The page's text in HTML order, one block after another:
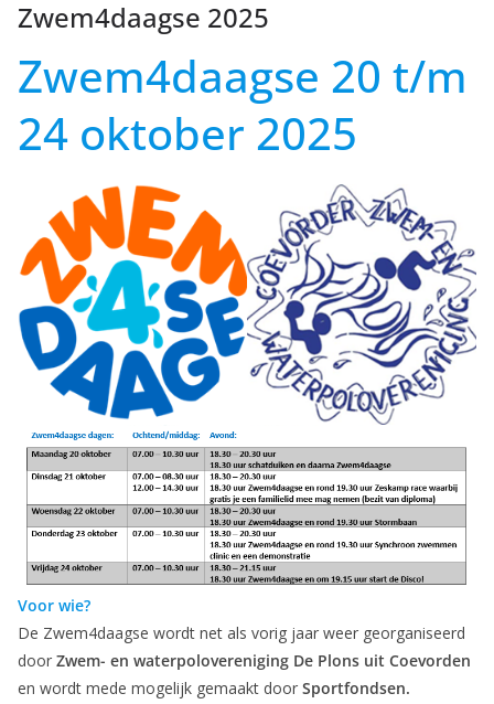
Coevorden
Zwem4daagse 2025
Zwem4daagse 20 t/m
24 oktober 2025
Voor wie?
De Zwem4daagse wordt net als vorig jaar weer georganiseerd
door Zwem- en waterpolovereniging De Plons uit Coevorden
en wordt mede mogelijk gemaakt door Sportfondsen.